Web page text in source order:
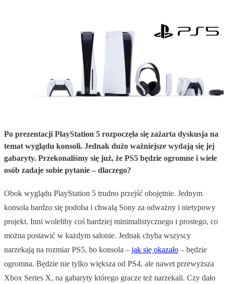
Po prezentacji PlayStation 5 rozpoczęła się zażarta dyskusja na
temat wyglądu konsoli. Jednak dużo ważniejsze wydają się jej
gabaryty. Przekonaliśmy się już, że PS5 będzie ogromne i wiele
osób zadaje sobie pytanie – dlaczego?
Obok wyglądu PlayStation 5 trudno przejść obojętnie. Jednym
konsola bardzo się podoba i chwalą Sony za odważny i nietypowy
projekt. Inni woleliby coś bardziej minimalistycznego i prostego, co
można postawić w każdym salonie. Jednak chyba wszyscy
narzekają na rozmiar PS5, bo konsola – jak się okazało – będzie
ogromna. Będzie nie tylko większa od PS4, ale nawet przewyższa
Xbox Series X, na gabaryty którego gracze też narzekali. Czy dało